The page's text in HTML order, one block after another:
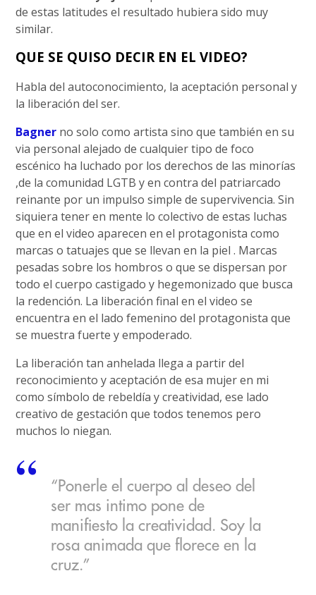
de estas latitudes el resultado hubiera sido muy
similar.
QUE SE QUISO DECIR EN EL VIDEO?
Habla del autoconocimiento, la aceptación personal y
la liberación del ser.
Bagner no solo como artista sino que también en su
via personal alejado de cualquier tipo de foco
escénico ha luchado por los derechos de las minorías
,de la comunidad LGTB y en contra del patriarcado
reinante por un impulso simple de supervivencia. Sin
siquiera tener en mente lo colectivo de estas luchas
que en el video aparecen en el protagonista como
marcas o tatuajes que se llevan en la piel . Marcas
pesadas sobre los hombros o que se dispersan por
todo el cuerpo castigado y hegemonizado que busca
la redención. La liberación final en el video se
encuentra en el lado femenino del protagonista que
se muestra fuerte y empoderado.
La liberación tan anhelada llega a partir del
reconocimiento y aceptación de esa mujer en mi
como símbolo de rebeldía y creatividad, ese lado
creativo de gestación que todos tenemos pero
muchos lo niegan.
“Ponerle el cuerpo al deseo del
ser mas intimo pone de
manifiesto la creatividad. Soy la
rosa animada que florece en la
cruz.”